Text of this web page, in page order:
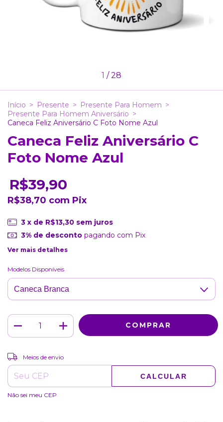
1 /28
Início > Presente > Presente Para Homem >
Presente Para Homem Aniversário >
Caneca Feliz Aniversário C Foto Nome Azul
Caneca Feliz Aniversário C
Foto Nome Azul
R$39,90
R$38,70 com Pix
3 x de R$13,30 sem juros
3% de descontopagando com Pix
Ver mais detalhes
Modelos Disponíveis
Entregas para o CEP:
Meios de envio
CALCULAR
Não sei meu CEP